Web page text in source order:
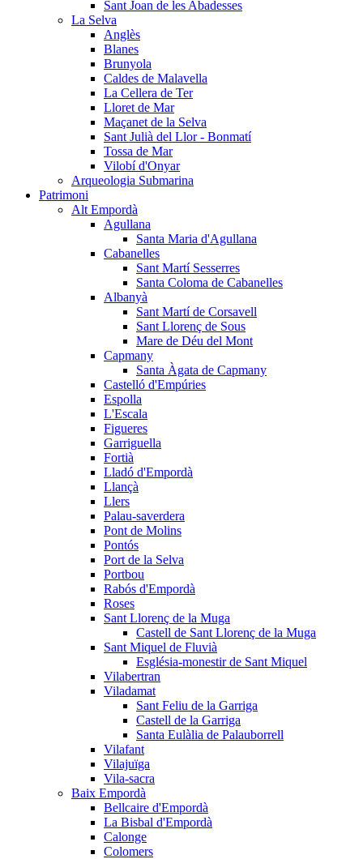
Sant Joan de les Abadesses
La Selva
Anglès
Blanes
Brunyola
Caldes de Malavella
La Cellera de Ter
Lloret de Mar
Maçanet de la Selva
Sant Julià del Llor - Bonmatí
Tossa de Mar
Vilobí d'Onyar
Arqueologia Submarina
Patrimoni
Alt Empordà
Agullana
Santa Maria d'Agullana
Cabanelles
Sant Martí Sesserres
Santa Coloma de Cabanelles
Albanyà
Sant Martí de Corsavell
Sant Llorenç de Sous
Mare de Déu del Mont
Capmany
Santa Àgata de Capmany
Castelló d'Empúries
Espolla
L'Escala
Figueres
Garriguella
Fortià
Lladó d'Empordà
Llançà
Llers
Palau-saverdera
Pont de Molins
Pontós
Port de la Selva
Portbou
Rabós d'Empordà
Roses
Sant Llorenç de la Muga
Castell de Sant Llorenç de la Muga
Sant Miquel de Fluvià
Església-monestir de Sant Miquel
Vilabertran
Viladamat
Sant Feliu de la Garriga
Castell de la Garriga
Santa Eulàlia de Palauborrell
Vilafant
Vilajuïga
Vila-sacra
Baix Empordà
Bellcaire d'Empordà
La Bisbal d'Empordà
Calonge
Colomers